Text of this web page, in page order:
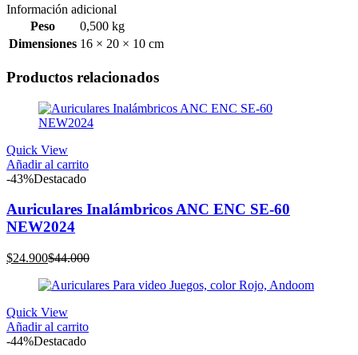
Información adicional
Peso
0,500 kg
Dimensiones 16 × 20 × 10 cm
Productos relacionados
Quick View
Añadir al carrito
-43%Destacado
Auriculares Inalámbricos ANC ENC SE-60
NEW2024
$24.900El
actual
$24.900.
$44.000El
original
Quick View
Añadir al carrito
-44%Destacado